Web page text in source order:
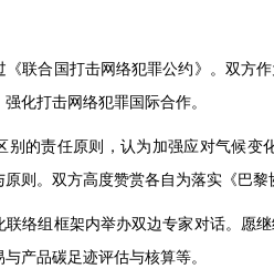
《联合国打击网络犯罪公约》。双方
化打击网络犯罪国际合作。
别的责任原则，认为加强应对气候
则。双方高度赞赏各自为落实《巴
联络组框架内举办双边专家对话。愿
产品碳足迹评估与核算等。